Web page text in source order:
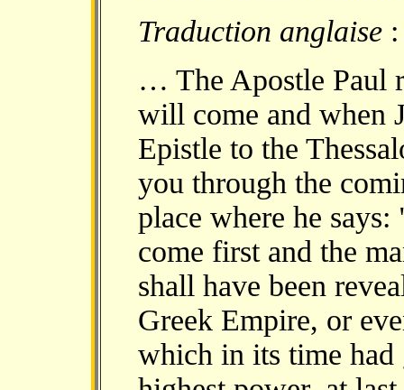
Traduction anglaise :
… The Apostle Paul
will come and when
Epistle to the
you through the
place where he
come first and the
shall have been
Greek Empire, or
which in its time